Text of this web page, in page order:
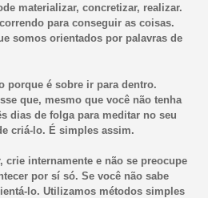
materializar, concretizar, realizar.
para conseguir as coisas.
somos orientados por palavras de
porque é sobre ir para dentro.
que, mesmo que você não tenha
dias de folga para meditar no seu
criá-lo. É simples assim.
crie internamente e não se preocupe
por sí só. Se você não sabe
lo. Utilizamos métodos simples